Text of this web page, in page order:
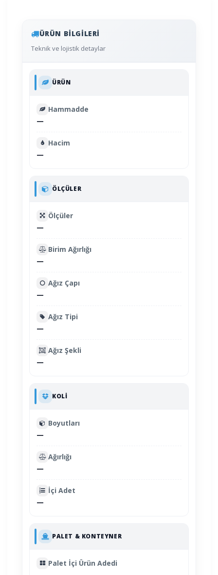
ÜRÜN BILGILERI
Teknik ve lojistik detaylar
ÜRÜN
Hammadde
—
Hacim
—
ÖLÇÜLER
Ölçüler
—
Birim Ağırlığı
—
Ağız Çapı
—
Ağız Tipi
—
Ağız Şekli
—
KOLI
Boyutları
—
Ağırlığı
—
İçi Adet
—
PALET & KONTEYNER
Palet İçi Ürün Adedi